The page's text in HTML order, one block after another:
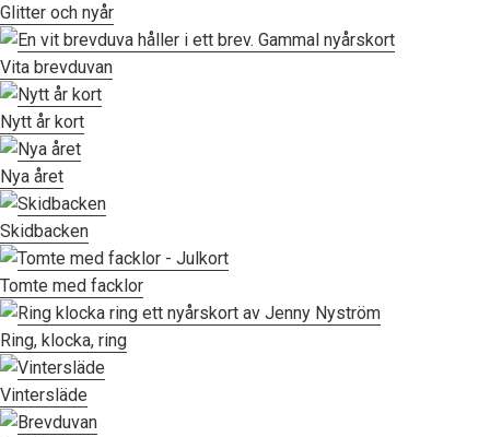
Glitter och nyår
Vita brevduvan
Nytt år kort
Nya året
Skidbacken
Tomte med facklor
Ring, klocka, ring
Vintersläde